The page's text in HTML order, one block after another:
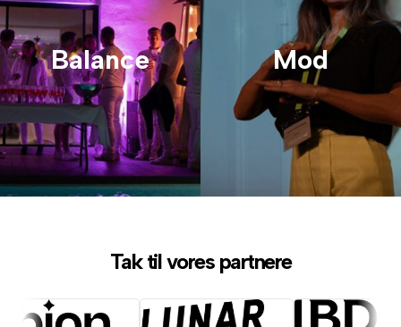
Balance Mod
Tak til vores partnere